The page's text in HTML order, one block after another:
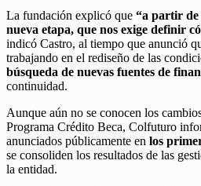
La fundación explicó que “a partir de
nueva etapa, que nos exige definir
indicó Castro, al tiempo que anunció
trabajando en el rediseño de las
búsqueda de nuevas fuentes de
continuidad.
Aunque aún no se conocen los
Programa Crédito Beca, Colfuturo
anunciados públicamente en los
se consoliden los resultados de las
la entidad.